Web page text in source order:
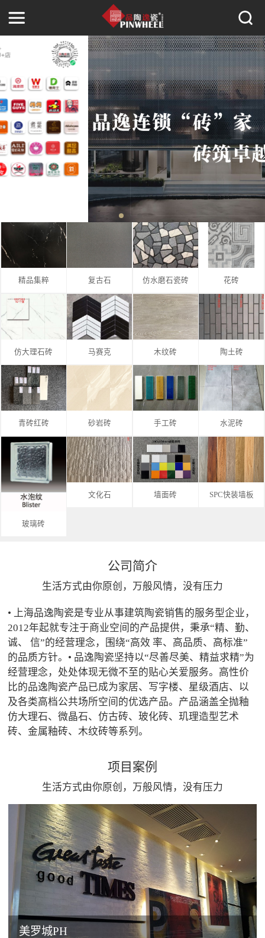
精品集粹 复古石 仿水磨石瓷砖 花砖
仿大理石砖 马赛克 木纹砖 陶土砖
青砖红砖 砂岩砖 手工砖 水泥砖
玻璃砖
文化石 墙面砖 SPC快装墙板
公司简介
生活方式由你原创，万般风情，没有压力
• 上海品逸陶瓷是专业从事建筑陶瓷销售的服务型企业，
2012年起就专注于商业空间的产品提供，秉承“精、勤、
诚、 信”的经营理念，围绕“高效 率、高品质、高标准”
的品质方针。• 品逸陶瓷坚持以“尽善尽美、精益求精”为
经营理念，处处体现无微不至的贴心关爱服务。高性价
比的品逸陶瓷产品已成为家居、写字楼、星级酒店、以
及各类高档公共场所空间的优选产品。产品涵盖全抛釉
仿大理石、微晶石、仿古砖、玻化砖、玑理造型艺术
砖、金属釉砖、木纹砖等系列。
项目案例
生活方式由你原创，万般风情，没有压力
美罗城PH